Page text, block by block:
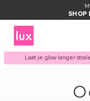
SHOP
Laat je glow langer